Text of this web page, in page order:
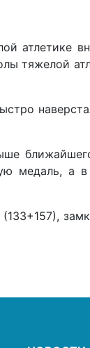
атлетике
тяжелой
медаль, а в